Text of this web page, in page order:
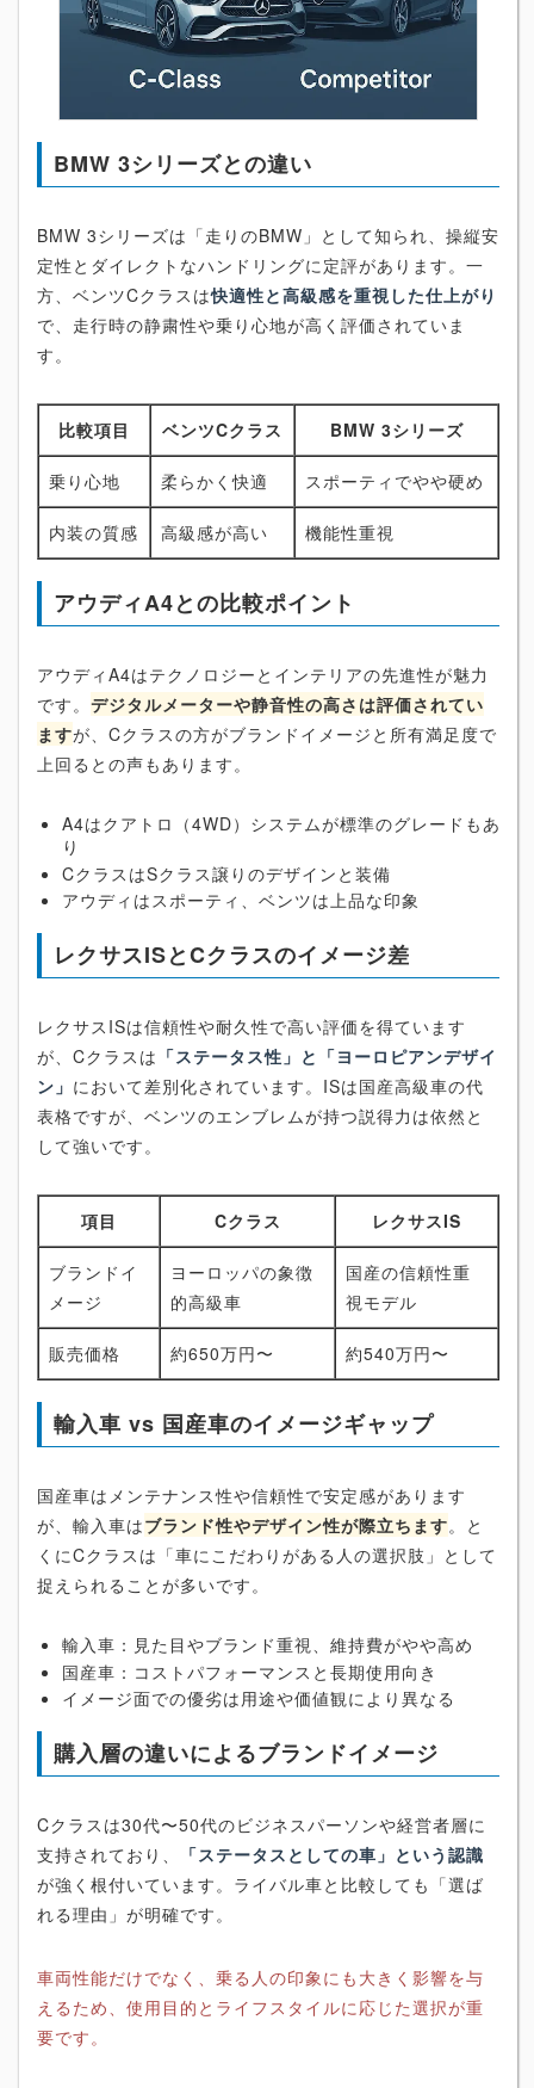
BMW 3シリーズとの違い
BMW 3シリーズは「走りのBMW」として知られ、操縦安
定性とダイレクトなハンドリングに定評があります。一
方、ベンツCクラスは快適性と高級感を重視した仕上がり
で、走行時の静粛性や乗り心地が高く評価されていま
す。
比較項目 ベンツCクラス BMW 3シリーズ
乗り心地 柔らかく快適 スポーティでやや硬め
内装の質感 高級感が高い 機能性重視
アウディA4との比較ポイント
アウディA4はテクノロジーとインテリアの先進性が魅力
です。 デジタルメーターや静音性の高さは評価されてい
ますが、Cクラスの方がブランドイメージと所有満足度で
上回るとの声もあります。
A4はクアトロ（4WD）システムが標準のグレードもあ
り
CクラスはSクラス譲りのデザインと装備
アウディはスポーティ、ベンツは上品な印象
レクサスISとCクラスのイメージ差
レクサスISは信頼性や耐久性で高い評価を得ています
が、Cクラスは 「ステータス性」と「ヨーロピアンデザイ
ン」 において差別化されています。ISは国産高級車の代
表格ですが、ベンツのエンブレムが持つ説得力は依然と
して強いです。
項目 Cクラス レクサスIS
ブランドイ
メージ
ヨーロッパの象徴
的高級車
国産の信頼性重
視モデル
販売価格 約650万円〜 約540万円〜
輸入車 vs 国産車のイメージギャップ
国産車はメンテナンス性や信頼性で安定感があります
が、輸入車はブランド性やデザイン性が際立ちます。と
くにCクラスは「車にこだわりがある人の選択肢」として
捉えられることが多いです。
輸入車：見た目やブランド重視、維持費がやや高め
国産車：コストパフォーマンスと長期使用向き
イメージ面での優劣は用途や価値観により異なる
購入層の違いによるブランドイメージ
Cクラスは30代〜50代のビジネスパーソンや経営者層に
支持されており、
「ステータスとしての車」という認識
が強く根付いています。ライバル車と比較しても「選ば
れる理由」が明確です。
車両性能だけでなく、乗る人の印象にも大きく影響を与
えるため、使用目的とライフスタイルに応じた選択が重
要です。